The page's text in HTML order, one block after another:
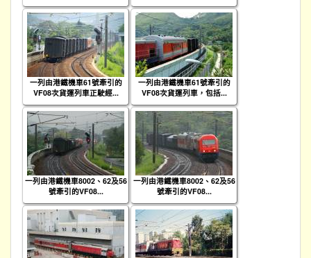
一列由港鐵機車61號牽引的
VF08次貨運列車正駛經...
一列由港鐵機車61號牽引的
VF08次貨運列車，包括...
一列由港鐵機車8002、62及56
號牽引的VF08...
一列由港鐵機車8002、62及56
號牽引的VF08...